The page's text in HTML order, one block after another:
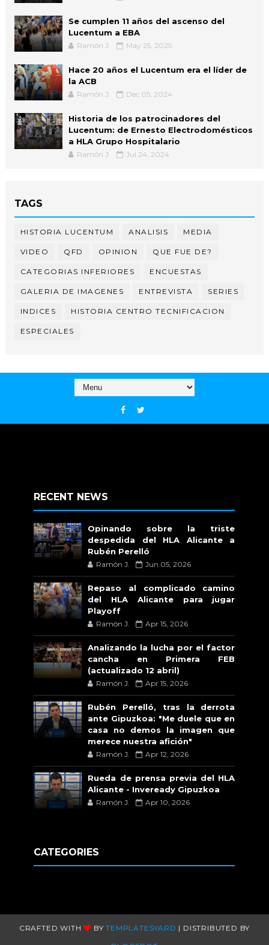
Se cumplen 11 años del ascenso del
Lucentum a EBA
Ramón J. May 25, 2025
Hace 20 años el Lucentum era el líder de
la ACB
Ramón J. Dec 05, 2024
Historia de los patrocinadores del
Lucentum: de Ernesto Electrodomésticos
a HLA Grupo Hospitalario
Ramón J. Jul 24, 2024
TAGS
HISTORIA LUCENTUM ANALISIS MEDIA
VIDEO QFD OPINION QUE FUE DE?
CATEGORIAS INFERIORES ENCUESTAS
GALERIA DE IMAGENES ENTREVISTA SERIES
INDICES HISTORIA CENTRO TECNIFICACION
ESPECIALES
RECENT NEWS
Opinando sobre la triste
despedida del HLA Alicante a
Rubén Perelló
Ramón J. Jun 05, 2026
Repaso al complicado camino
del HLA Alicante para jugar
Playoff
Ramón J. Apr 15, 2026
Analizando la lucha por el factor
cancha en Primera FEB
(actualizado 12 abril)
Ramón J. Apr 15, 2026
Rubén Perelló, tras la derrota
ante Gipuzkoa: "Me duele que en
casa no demos la imagen que
merece nuestra afición"
Ramón J. Apr 12, 2026
Rueda de prensa previa del HLA
Alicante - Inveready Gipuzkoa
Ramón J. Apr 10, 2026
CATEGORIES
CRAFTED WITH BYTEMPLATESYARD | DISTRIBUTED BY